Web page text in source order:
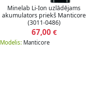
Minelab Li-Ion uzlādējams
akumulators priekš Manticore
(3011-0486)
67,00€
Modelis: Manticore